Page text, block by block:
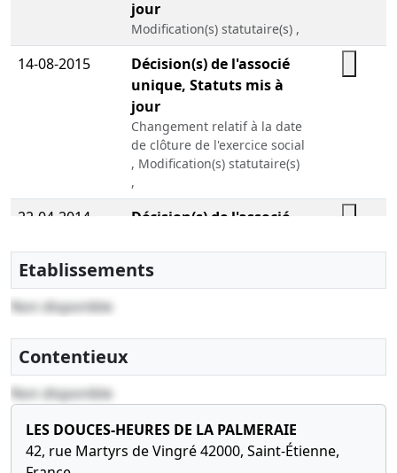
jour
Modification(s) statutaire(s) ,
14-08-2015
Décision(s) de l'associé
unique, Statuts mis à
jour
Changement relatif à la date
de clôture de l'exercice social
, Modification(s) statutaire(s)
,
22-04-2014
Décision(s) de l'associé
jour
Transfert du siège social ,
unique
Etablissements
Non disponible
Contentieux
Non disponible
LES DOUCES-HEURES DE LA PALMERAIE
42, rue Martyrs de Vingré 42000, Saint-Étienne,